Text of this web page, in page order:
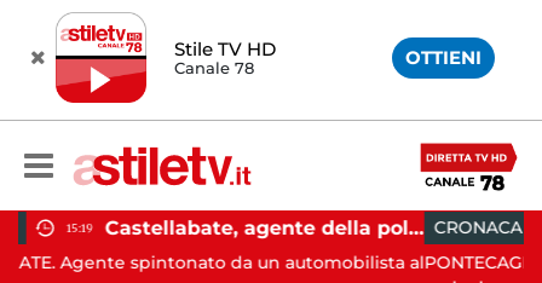
Stile TV HD
Canale 78 OTTIENI
Castellabate, agente della polizia locale aggredito per una multa: turista denunciato
da un automobilista al
CRONACA 09:53
PONTECAGNANO. Stamattina dopo